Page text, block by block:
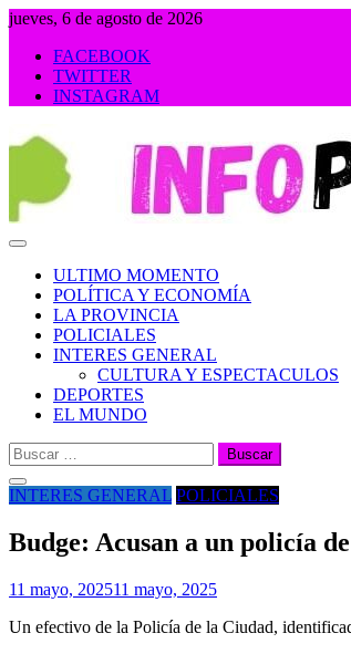
Saltar
contenido
jueves, 6 de agosto de 2026
FACEBOOK
TWITTER
INSTAGRAM
ULTIMO MOMENTO
POLÍTICA Y ECONOMÍA
LA PROVINCIA
POLICIALES
INTERES GENERAL
CULTURA Y ESPECTACULOS
DEPORTES
EL MUNDO
Buscar:
INTERES GENERAL POLICIALES
Budge: Acusan a un policía
11 mayo, 202511 mayo, 2025
Un efectivo de la Policía de la Ciudad,